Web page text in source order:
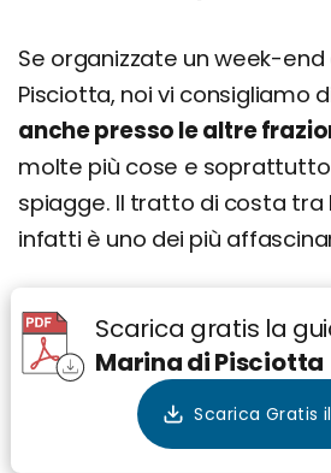
Se organizzate un week-end
Pisciotta, noi vi consigliamo
anche presso le altre
molte più cose e
spiagge. Il tratto di costa tra
infatti è uno dei più
Scarica gratis la
Marina di Pisciotta